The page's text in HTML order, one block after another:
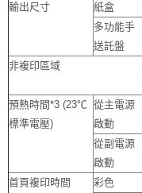
輸出尺寸
紙盒
多功能手
送託盤
非複印區域
預熱時間*3 (23℃
標準電壓)
從主電源
啟動
從副電源
啟動
首頁複印時間
彩色